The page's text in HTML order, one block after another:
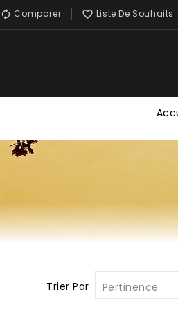
 Liste De Souhaits
 Comparer
Trier Par Pertinence